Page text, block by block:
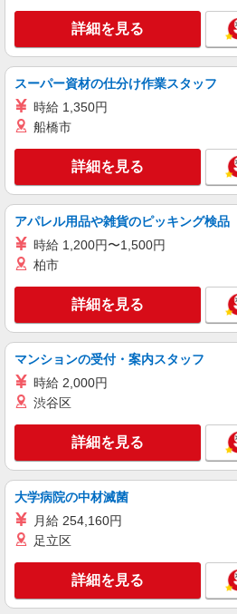
LAPI-Staff株式会社 東海エリア/軽作業
おもちゃ・玩具な
包
時給1,400円以上
246,400円 （日勤シ
場合） 時給1,400円
キープ
派遣社員
LAPI-Staff株式会社 東海エリア/軽作業
ゲーム・DVDのピ
時給1,750円以上
額支給 ◆月収例 308,000円 （夜勤シフト 21時〜
翌6時 週5日勤務の場
務
名
キープ
派遣社員
ゲーム・DVDのピ
時給1,750円以上
額支給 ◆月収例 308,000円 （夜勤シフト 21時〜
翌6時 週5日勤務の場
LAPI-Staff株式会社 東海エリア/軽作業
詳細を見る
スーパー資材の仕分け作業スタッフ
時給 1,350円
船橋市
詳細を見る
アパレル用品や雑貨のピッキング検品
時給 1,200円〜1,500円
柏市
詳細を見る
マンションの受付・案内スタッフ
時給 2,000円
渋谷区
詳細を見る
大学病院の中材滅菌
月給 254,160円
足立区
詳細を見る